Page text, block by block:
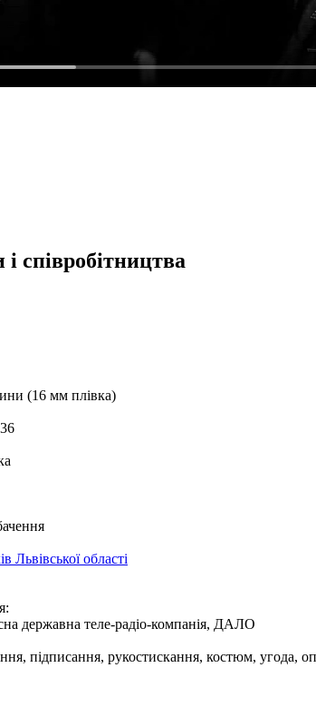
співробітництва
(16 мм плівка)
Львівської області
державна теле-радіо-компанія, ДАЛО
підписання, рукостискання, костюм, угода,